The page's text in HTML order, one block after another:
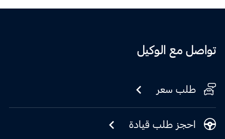
تواصل مع الوكيل
طلب سعر
احجز طلب قيادة